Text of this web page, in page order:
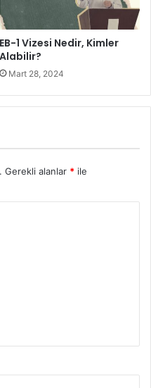
EB-1 Vizesi Nedir, Kimler
Alabilir?
Mart 28, 2024
Gerekli alanlar * ile